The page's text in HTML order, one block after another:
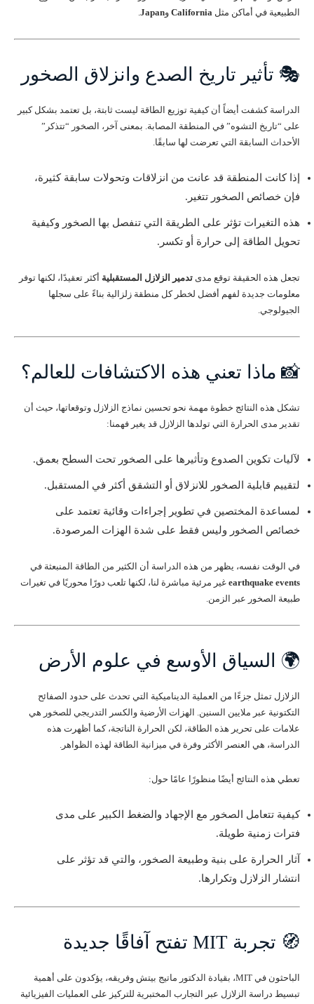
الطبيعية في أماكن مثل California وJapan
.
🎭 تأثير تاريخ الصدع وانزلاق الصخور
الدراسة كشفت أيضاً أن كيفية توزيع الطاقة ليست ثابتة، بل تعتمد بشكل كبير
على “تاريخ التشوه” في المنطقة المصابة. بمعنى آخر، الصخور “تتذكر”
الأحداث السابقة التي تعرضت لها سابقًا.
إذا كانت المنطقة قد عانت من انزلاقات وتحولات سابقة كثيرة،
فإن خصائص الصخور تتغير.
هذه التغيرات تؤثر على الطريقة التي تنفصل بها الصخور وكيفية
تحويل الطاقة إلى حرارة أو تكسر.
تجعل هذه الحقيقة توقع مدى تدمير الزلازل المستقبلية أكثر تعقيدًا، لكنها توفر
معلومات جديدة لفهم أفضل لخطر كل منطقة زلزالية بناءً على سجلها
الجيولوجي.
📸 ماذا تعني هذه الاكتشافات للعالم؟
تشكل هذه النتائج خطوة مهمة نحو تحسين نماذج الزلازل وتوقعاتها، حيث أن
تقدير مدى الحرارة التي تولدها الزلازل قد يغير فهمنا:
لآليات تكوين الصدوع وتأثيرها على الصخور تحت السطح بعمق.
لتقييم قابلية الصخور للانزلاق أو التشقق أكثر في المستقبل.
لمساعدة المختصين في تطوير إجراءات وقائية تعتمد على
خصائص الصخور وليس فقط على شدة الهزات المرصودة.
في الوقت نفسه، يظهر من هذه الدراسة أن الكثير من الطاقة المنبعثة في
earthquake events غير مرئية مباشرة لنا، لكنها تلعب دورًا محوريًا في تغيرات
طبيعة الصخور عبر الزمن.
🌍 السياق الأوسع في علوم الأرض
الزلازل تمثل جزءًا من العملية الديناميكية التي تحدث على حدود الصفائح
التكتونية عبر ملايين السنين. الهزات الأرضية والكسر التدريجي للصخور هي
علامات على تحرير هذه الطاقة، لكن الحرارة الناتجة، كما أظهرت هذه
الدراسة، هي العنصر الأكثر وفرة في ميزانية الطاقة لهذه الظواهر.
تعطي هذه النتائج أيضًا منظورًا عامًا حول:
كيفية تتعامل الصخور مع الإجهاد والضغط الكبير على مدى
فترات زمنية طويلة.
آثار الحرارة على بنية وطبيعة الصخور، والتي قد تؤثر على
انتشار الزلازل وتكرارها.
🧭 تجربة MIT تفتح آفاقًا جديدة
الباحثون في MIT، بقيادة الدكتور ماتيج بيتش وفريقه، يؤكدون على أهمية
تبسيط دراسة الزلازل عبر التجارب المختبرية للتركيز على العمليات الفيزيائية